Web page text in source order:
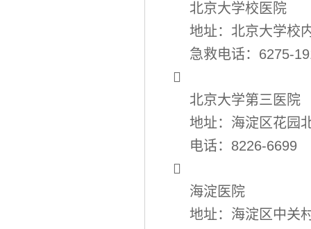
北京大学校医院
地址：北京大学校
急救电话：6275-

北京大学第三医院
地址：海淀区花园
电话：8226-6699

海淀医院
地址：海淀区中关